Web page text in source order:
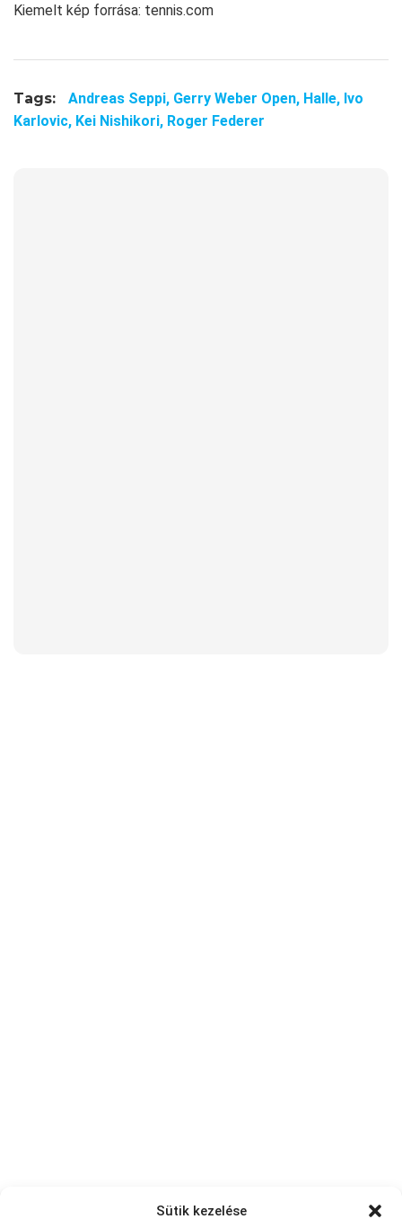
Sütik kezelése
Kiemelt kép forrása: tennis.com
Tags: Andreas Seppi, Gerry Weber Open, Halle, Ivo
Karlovic, Kei Nishikori, Roger Federer